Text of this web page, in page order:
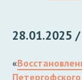
28.01.2025
«